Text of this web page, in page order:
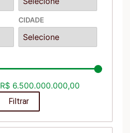
CIDADE
R$ 6.500.000.000,00
Filtrar